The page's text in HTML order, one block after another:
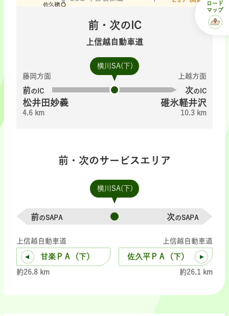
前・次のIC
上信越自動車道
横川SA(下)
藤岡方面
前のIC
松井田妙義
4.6 km
上越方面
次のIC
碓氷軽井沢
10.3 km
前・次のサービスエリア
横川SA(下)
前のSAPA 次のSAPA
上信越自動車道
甘楽ＰＡ（下）
約26.8 km
上信越自動車道
佐久平ＰＡ（下）
約26.1 km
ロード
マップ